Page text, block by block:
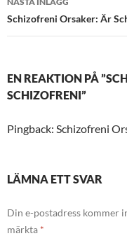
Schizofreni Orsaker: Är
EN REAKTION PÅ
SCHIZOFRENI”
Pingback: Schizofreni
LÄMNA ETT SVAR
Din e-postadress kommer
märkta *